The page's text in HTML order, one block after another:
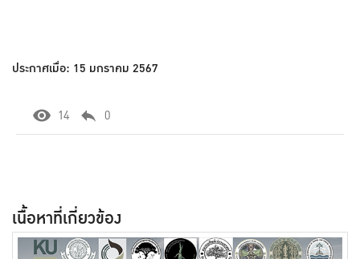
ประกาศเมื่อ: 15 มกราคม 2567
14 0
เนื้อหาที่เกี่ยวข้อง